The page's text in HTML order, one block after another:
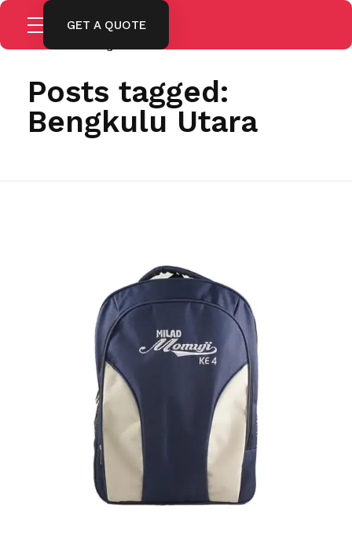
GET A QUOTE
Home Bengkulu Utara
Posts tagged:
Bengkulu Utara